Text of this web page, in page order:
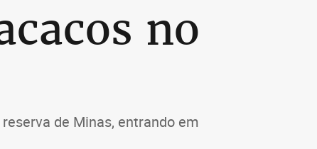
no
de Minas, entrando em